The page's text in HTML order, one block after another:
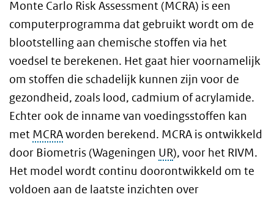
Monte Carlo Risk Assessment (MCRA) is een
computerprogramma dat gebruikt wordt om de
blootstelling aan chemische stoffen via het
voedsel te berekenen. Het gaat hier voornamelijk
om stoffen die schadelijk kunnen zijn voor de
gezondheid, zoals lood, cadmium of acrylamide.
Echter ook de inname van voedingsstoffen kan
met MCRAworden berekend. MCRA is ontwikkeld
door Biometris (Wageningen UR), voor het RIVM.
Het model wordt continu doorontwikkeld om te
voldoen aan de laatste inzichten over